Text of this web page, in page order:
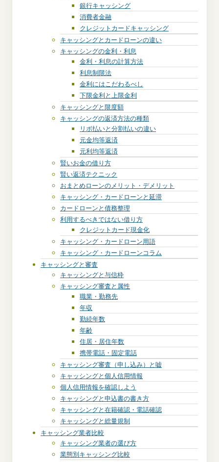
銀行キャッシング
消費者金融
クレジットカードキャッシング
キャッシングとカードローンの違い
キャッシングの金利・利息
金利・利息の計算方法
利息制限法
金利にはこだわるべし
下限金利と上限金利
キャッシングと限度額
キャッシングの返済方法の種類
リボ払いと分割払いの違い
元金均等返済
元利均等返済
賢いお金の借り方
賢い返済テクニック
おまとめローンのメリット・デメリット
キャッシング・カードローンと延滞
カードローンと債務整理
利用するべきではない借り方
クレジットカード現金化
キャッシング・カードローン用語
キャッシング・カードローンコラム
キャッシングと審査
キャッシングと与信枠
キャッシング審査と属性
職業・勤務先
年収
勤続年数
年齢
住居・居住年数
携帯電話・固定電話
キャッシング審査（申し込み）と嘘
キャッシングと個人信用情報
個人信用情報を確認しよう
キャッシングと申込書の書き方
キャッシングと在籍確認・電話確認
キャッシングと総量規制
キャッシング業者比較
キャッシング業者の選び方
業態別キャッシング比較